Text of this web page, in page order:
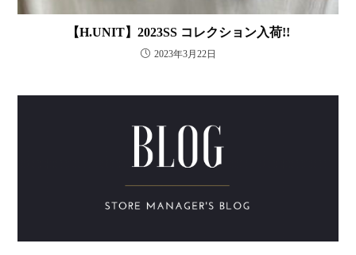
【H.UNIT】2023SS コレクション入荷!!
2023年3月22日